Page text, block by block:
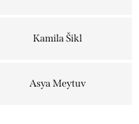
Kamila Šikl
Asya Meytuv